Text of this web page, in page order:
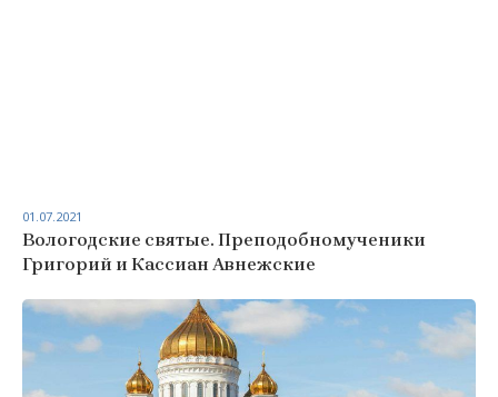
Вологодские святые. Преподобномученики
Григорий и Кассиан Авнежские
01.07.2021